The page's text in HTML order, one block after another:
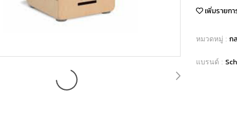
เพิ่มรายก
หมวดหมู่ : ก
แบรนด์ :